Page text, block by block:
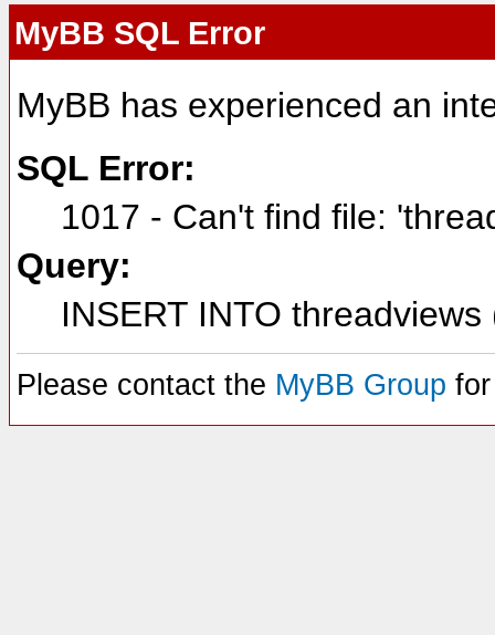
MyBB SQL Error
MyBB has experienced an
SQL Error:
1017 - Can't find file:
Query:
INSERT INTO
Please contact the MyBB Group